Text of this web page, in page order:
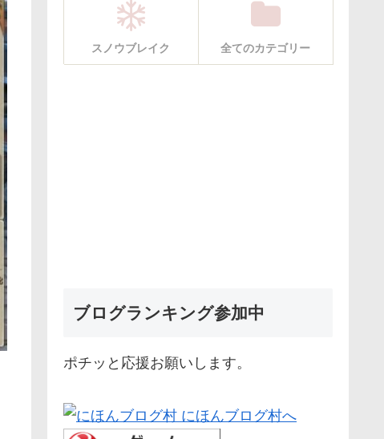
スノウブレイク 全てのカテゴリー
ブログランキング参加中
ポチッと応援お願いします。